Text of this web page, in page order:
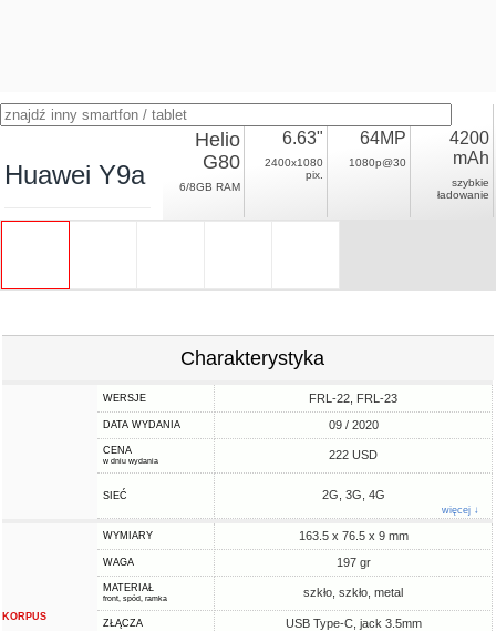
Huawei Y9a
Helio
G80
6/8GB RAM
6.63"
2400x1080
pix.
64MP
1080p@30
4200
mAh
szybkie
ładowanie
Charakterystyka
WERSJE FRL-22, FRL-23
DATA WYDANIA 09 / 2020
CENA
w dniu wydania 222 USD
SIEĆ 2G, 3G, 4G
więcej ↓
KORPUS
WYMIARY 163.5 x 76.5 x 9 mm
WAGA 197 gr
MATERIAŁ
front, spód, ramka szkło, szkło, metal
ZŁĄCZA USB Type-C, jack 3.5mm